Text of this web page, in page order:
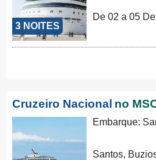
3 NOITES
De 02 a 05
Cruzeiro Nacional no
Embarque:
Santos,